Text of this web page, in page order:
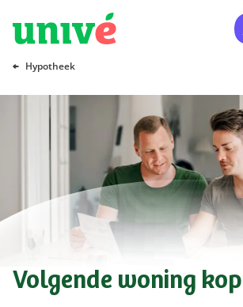
Naar hoofdinhoud
Naar hoofdnavigatie
Naar footer
Hypotheek
Volgende woning